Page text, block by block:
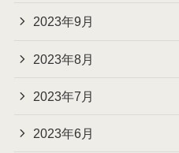
2023年9月
2023年8月
2023年7月
2023年6月